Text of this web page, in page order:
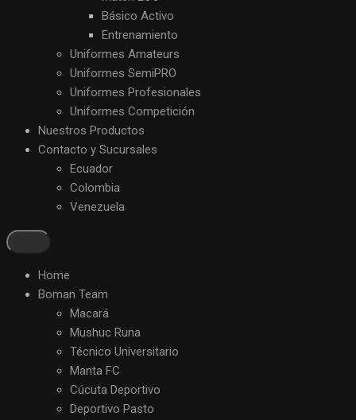
Básico Activo
Entrenamiento
Uniformes Amateurs
Uniformes SemiPRO
Uniformes Profesionales
Uniformes Competición
Nuestros Productos
Contacto y Sucursales
Ecuador
Colombia
Venezuela
Home
Boman Team
Macará
Mushuc Runa
Técnico Universitario
Manta FC
Cúcuta Deportivo
Deportivo Pasto